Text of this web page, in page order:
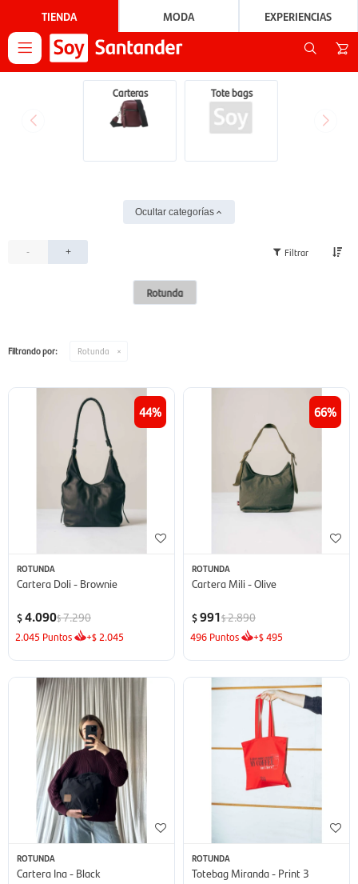
TIENDA MODA EXPERIENCIAS

Carteras Tote bags
Ocultar categorías
- +
Rotunda
Filtrando por: Rotunda
44
ROTUNDA
Cartera Doli - Brownie
$4.090$7.290
2.045 Puntos +$ 2.045
66
ROTUNDA
Cartera Mili - Olive
$991$2.890
496 Puntos +$495
ROTUNDA
Cartera Ina - Black
ROTUNDA
Totebag Miranda - Print 3